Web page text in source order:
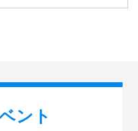
ント